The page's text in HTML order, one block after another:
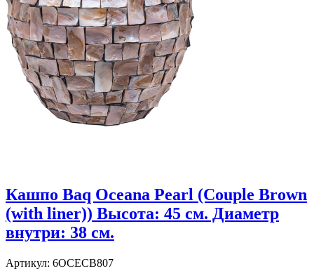
Кашпо Baq Oceana Pearl (Couple Brown
(with liner)) Высота: 45 см. Диаметр
внутри: 38 см.
Артикул: 6OCECB807